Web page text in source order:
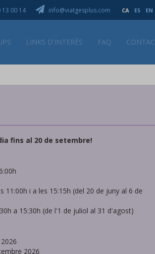
00 14 info@viatgesplus.com CA ES EN
LINKS D'INTERÈS FAQ
fins al 20 de setembre!
11:00h i a les 15:15h (del 20 de juny al 6 de
a 15:30h (de l'1 de juliol al 31 d'agost)
2026